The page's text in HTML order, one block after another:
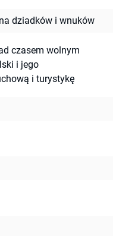
dziadków i wnuków
czasem wolnym
i jego
i turystykę